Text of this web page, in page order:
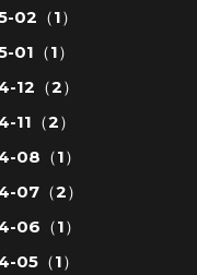
02（1）
01（1）
12（2）
11（2）
08（1）
07（2）
06（1）
05（1）